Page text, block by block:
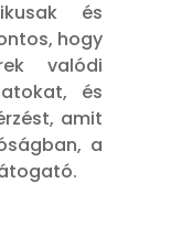
és
hogy
valódi
és
amit
a